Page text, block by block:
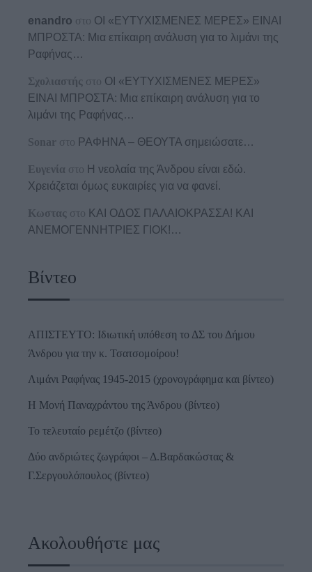
enandro στο ΟΙ «ΕΥΤΥΧΙΣΜΕΝΕΣ ΜΕΡΕΣ» ΕΙΝΑΙ
ΜΠΡΟΣΤΑ: Μια επίκαιρη ανάλυση για το λιμάνι της
Ραφήνας…
Σχολιαστής στο ΟΙ «ΕΥΤΥΧΙΣΜΕΝΕΣ ΜΕΡΕΣ»
ΕΙΝΑΙ ΜΠΡΟΣΤΑ: Μια επίκαιρη ανάλυση για το
λιμάνι της Ραφήνας…
Sonar στο ΡΑΦΗΝΑ – ΘΕΟΥΤΑ σημειώσατε…
Ευγενία στο Η νεολαία της Άνδρου είναι εδώ.
Χρειάζεται όμως ευκαιρίες για να φανεί.
Κωστας στο ΚΑΙ ΟΔΟΣ ΠΑΛΑIΟΚΡΑΣΣΑ! ΚΑΙ
ΑΝΕΜΟΓΕΝΝΗΤΡΙΕΣ ΓΙΟΚ!…
Βίντεο
ΑΠΙΣΤΕΥΤΟ: Ιδιωτική υπόθεση το ΔΣ του Δήμου
Άνδρου για την κ. Τσατσομοίρου!
Λιμάνι Ραφήνας 1945-2015 (χρονογράφημα και βίντεο)
Η Μονή Παναχράντου της Άνδρου (βίντεο)
Το τελευταίο ρεμέτζο (βίντεο)
Δύο ανδριώτες ζωγράφοι – Δ.Βαρδακώστας &
Γ.Σεργουλόπουλος (βίντεο)
Ακολουθήστε μας